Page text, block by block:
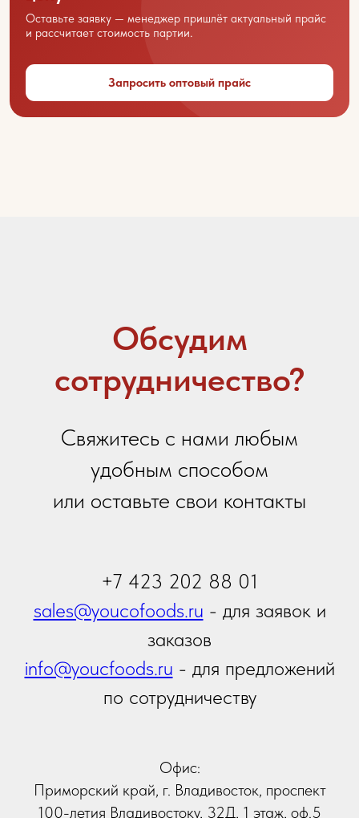
Оставьте заявку — менеджер пришлёт актуальный прайс
и рассчитает стоимость партии.
Запросить оптовый прайс
Название вашей организации
Ваш город
Я даюсогласие на обработку персональных
данныхв соответствии сполитикой
конфиденциальности
Я принимаю условияПолитики сбора и обработки
персональных данных
рекламной рассылки